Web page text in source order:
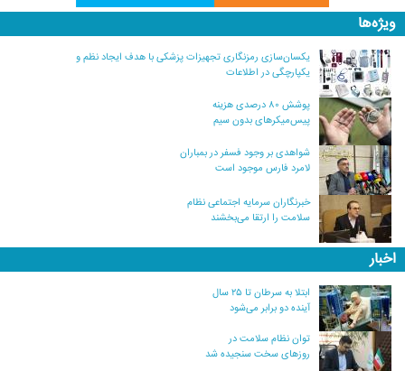
ویژه‌ها
یکسان‌سازی رمزنگاری تجهیزات پزشکی با هدف ایجاد نظم و
یکپارچگی در اطلاعات
پوشش ۸۰ درصدی هزینه
پیس‌میکرهای بدون سیم
شواهدی بر وجود فسفر در بمباران
لامرد فارس موجود است
خبرنگاران سرمایه اجتماعی نظام
سلامت را ارتقا می‌بخشند
اخبار
ابتلا به سرطان تا ۲۵ سال
آینده دو برابر می‌شود
توان نظام سلامت در
روزهای سخت سنجیده شد